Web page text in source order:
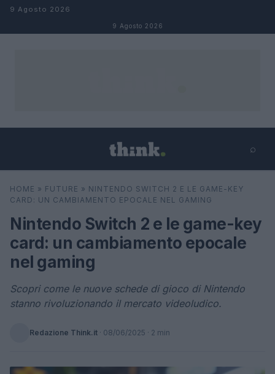
Salta al contenuto
9 Agosto 2026
9 Agosto 2026
⌕
Cerca ⌕
HOME » FUTURE » NINTENDO SWITCH 2 E LE GAME-KEY
CARD: UN CAMBIAMENTO EPOCALE NEL GAMING
Nintendo Switch 2 e le game-key
card: un cambiamento epocale
nel gaming
Scopri come le nuove schede di gioco di Nintendo
stanno rivoluzionando il mercato videoludico.
Redazione Think.it · 08/06/2025 · 2 min